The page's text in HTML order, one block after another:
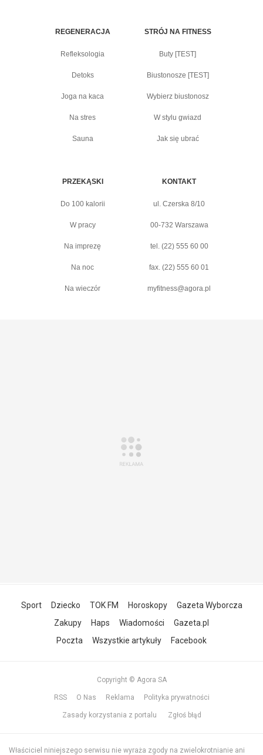
REGENERACJA
Refleksologia
Detoks
Joga na kaca
Na stres
Sauna
STRÓJ NA FITNESS
Buty [TEST]
Biustonosze [TEST]
Wybierz biustonosz
W stylu gwiazd
Jak się ubrać
PRZEKĄSKI
Do 100 kalorii
W pracy
Na imprezę
Na noc
Na wieczór
KONTAKT
ul. Czerska 8/10
00-732 Warszawa
tel. (22) 555 60 00
fax. (22) 555 60 01
myfitness@agora.pl
Sport Dziecko TOK FM Horoskopy
Gazeta Wyborcza
Zakupy
Haps Wiadomości
Gazeta.pl
Poczta
Wszystkie artykuły Facebook
Copyright © Agora SA
RSS O Nas Reklama Polityka prywatności
Zasady korzystania z portalu Zgłoś błąd
Właściciel niniejszego serwisu nie wyraża zgody na zwielokrotnianie ani